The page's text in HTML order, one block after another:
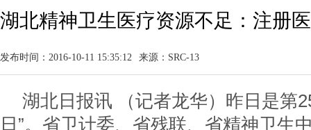
湖北精神卫生医疗资源不足：注册
发布时间：2016-10-11 15:35:12 来源：SRC-13
湖北日报讯 （记者龙华）昨日是第
日”。省卫计委、省残联、省精神卫生